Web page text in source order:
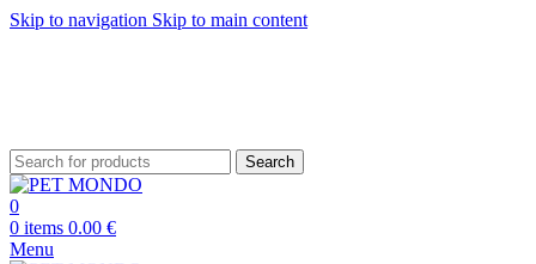
Skip to navigation Skip to main content
Search
0
0 items 0.00 €
Menu